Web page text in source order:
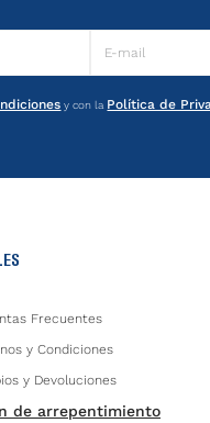
y con la Política de
Frecuentes
y Condiciones
y Devoluciones
de arrepentimiento